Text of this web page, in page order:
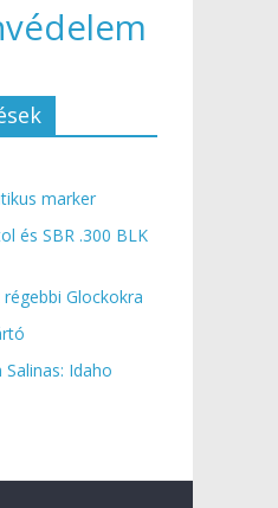
marker
és SBR .300 BLK
Glockokra
Idaho